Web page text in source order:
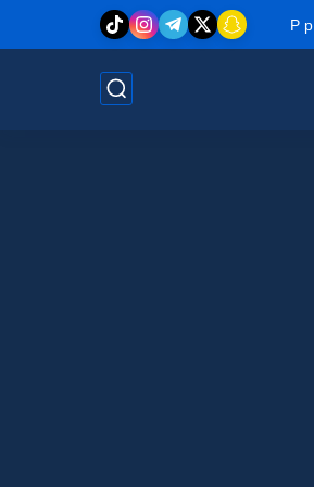
P p